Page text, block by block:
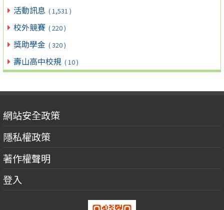
活動訊息 ( 1,531 )
校外競賽 ( 220 )
獎助學金 ( 320 )
壽山高中校規 ( 10 )
網站安全政策
隱私權政策
著作權聲明
登入